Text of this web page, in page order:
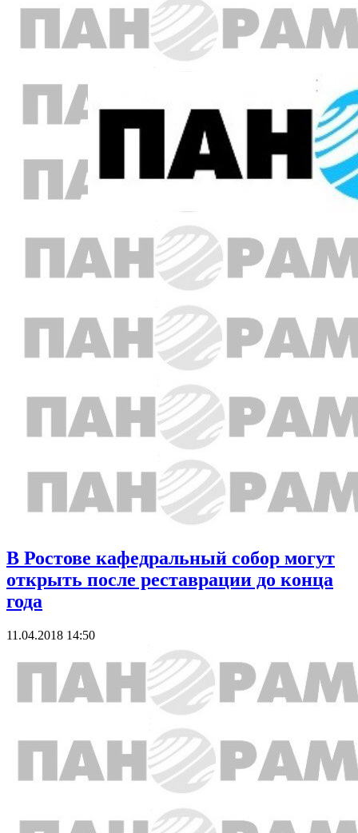
В Ростове кафедральный собор могут
открыть после реставрации до конца
года
11.04.2018 14:50